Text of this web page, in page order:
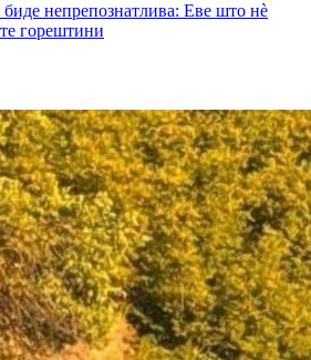
непрепознатлива: Еве што нè
горештини